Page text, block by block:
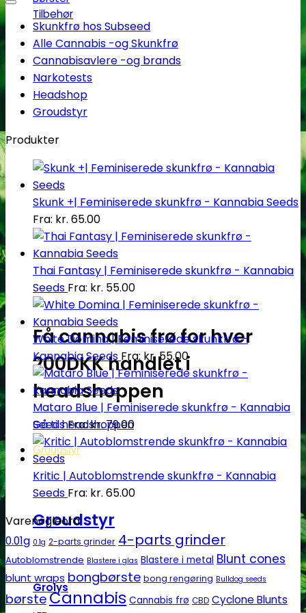
Tilbehør
Få cannabis frø for hver
200DKK handlet i
headshoppen
Gå til headshoppen
Groudstyr
Groudstyr
Grolys
Skunkfrø hos Subseed
Alle Cannabis -og Skunkfrø
Cannabisavlere -og brands
Narkotests
Headshop
Groudstyr
Produkter
Skunk +| Feminiserede skunkfrø - Kannabia Seeds
Fra: kr. 65.00
Thai Fantasy | Feminiserede skunkfrø - Kannabia
Seeds Fra: kr. 55.00
White Domina | Feminiserede skunkfrø -
Kannabia Seeds Fra:kr.55.00
Mataro Blue | Feminiserede skunkfrø - Kannabia
SeedsFra:kr.79.00
Kritic | Autoblomstrende skunkfrø - Kannabia
Seeds Fra: kr. 65.00
Varenøgleord
0.01g 0.1g 2-parts grinder 4-parts grinder
Autoblomstrende Blastere i glas Blastere i metal Blunt cones
blunt wraps bongbørste bong rengøring Bulldog seeds
børsteCannabis Cannabis frø CBD Cyclone Blunts